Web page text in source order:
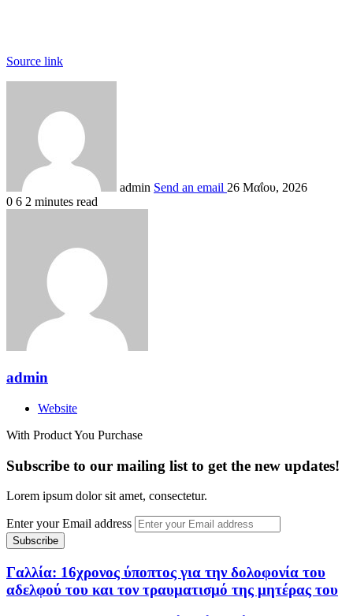
Source link
admin Send an email 26 Μαΐου, 2026
0 6 2 minutes read
admin
Website
With Product You Purchase
Subscribe to our mailing list to get the new updates!
Lorem ipsum dolor sit amet, consectetur.
Enter your Email address
Γαλλία: 16χρονος ύποπτος για την δολοφονία του
αδελφού του και τον τραυματισμό της μητέρας του